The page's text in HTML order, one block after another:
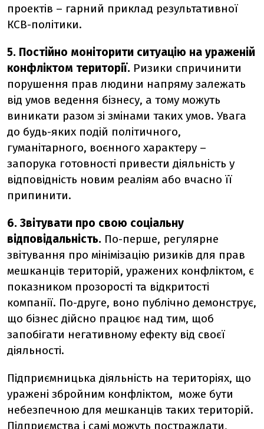
проектів – гарний приклад результативної
КСВ-політики.
5. Постійно моніторити ситуацію на ураженій
конфліктом території. Ризики спричинити
порушення прав людини напряму залежать
від умов ведення бізнесу, а тому можуть
виникати разом зі змінами таких умов. Увага
до будь-яких подій політичного,
гуманітарного, воєнного характеру –
запорука готовності привести діяльність у
відповідність новим реаліям або вчасно її
припинити.
6. Звітувати про свою соціальну
відповідальність. По-перше, регулярне
звітування про мінімізацію ризиків для прав
мешканців територій, уражених конфліктом, є
показником прозорості та відкритості
компанії. По-друге, воно публічно демонструє,
що бізнес дійсно працює над тим, щоб
запобігати негативному ефекту від своєї
діяльності.
Підприємницька діяльність на територіях, що
уражені збройним конфліктом, може бути
небезпечною для мешканців таких територій.
Підприємства і самі можуть постраждати,